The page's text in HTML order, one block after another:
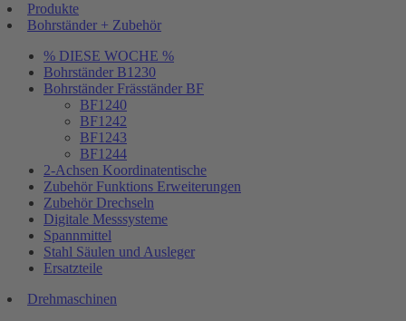
Produkte
Bohrständer + Zubehör
% DIESE WOCHE %
Bohrständer B1230
Bohrständer Fräsständer BF
BF1240
BF1242
BF1243
BF1244
2-Achsen Koordinatentische
Zubehör Funktions Erweiterungen
Zubehör Drechseln
Digitale Messsysteme
Spannmittel
Stahl Säulen und Ausleger
Ersatzteile
Drehmaschinen